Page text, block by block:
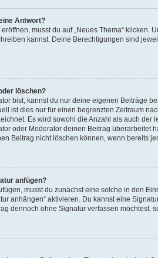
Antwort?
musst du auf „Neues Thema“
kannst. Deine Berechtigungen sind
löschen?
bist, kannst du nur deine eigenen Beiträge
ist dies nur für einen begrenzten Zeitraum
Es wird sowohl die Anzahl als auch
oder Moderator deinen Beitrag überarbeitet
Beitrag nicht löschen können, wenn bereits
anfügen?
musst du zunächst eine solche in den
anhängen“ aktivieren. Du kannst eine
dennoch ohne Signatur verfassen möchtest,